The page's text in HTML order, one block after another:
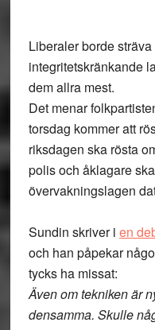
Liberaler borde
integritetskränkande
dem allra mest.
Det menar
torsdag kommer att
riksdagen ska rösta
polis och åklagare
övervakningslagen
Sundin skriver i en
och han påpekar
tycks ha missat:
Även om tekniken är
densamma. Skulle